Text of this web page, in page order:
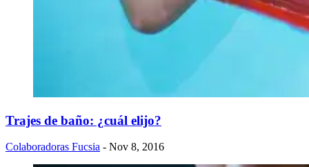
​Trajes de baño: ¿cuál elijo?
Colaboradoras Fucsia - Nov 8, 2016